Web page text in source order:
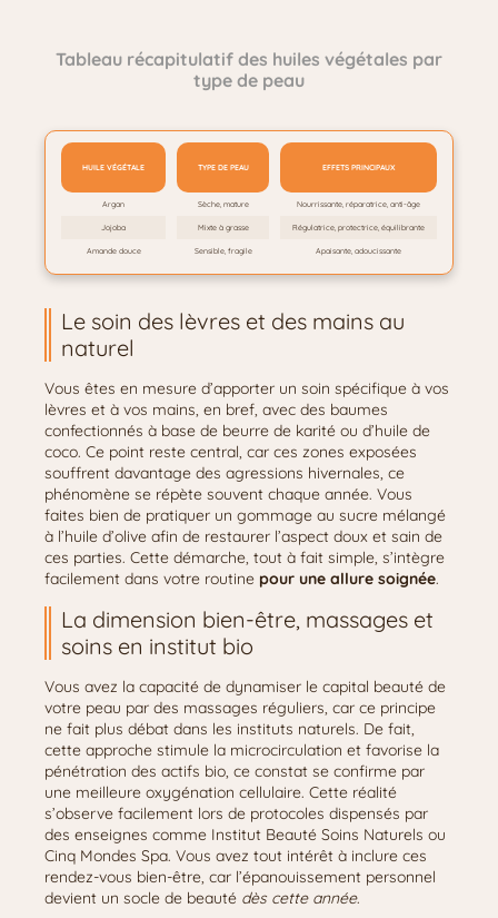
Tableau récapitulatif des huiles végétales par
type de peau
HUILE VÉGÉTALE TYPE DE PEAU EFFETS PRINCIPAUX
Argan Sèche, mature Nourrissante, réparatrice, anti-âge
Jojoba Mixte à grasse Régulatrice, protectrice, équilibrante
Amande douce Sensible, fragile Apaisante, adoucissante
Le soin des lèvres et des mains au
naturel
Vous êtes en mesure d’apporter un soin spécifique à vos
lèvres et à vos mains, en bref, avec des baumes
confectionnés à base de beurre de karité ou d’huile de
coco. Ce point reste central, car ces zones exposées
souffrent davantage des agressions hivernales, ce
phénomène se répète souvent chaque année. Vous
faites bien de pratiquer un gommage au sucre mélangé
à l’huile d’olive afin de restaurer l’aspect doux et sain de
ces parties. Cette démarche, tout à fait simple, s’intègre
facilement dans votre routine pour une allure soignée.
La dimension bien-être, massages et
soins en institut bio
Vous avez la capacité de dynamiser le capital beauté de
votre peau par des massages réguliers, car ce principe
ne fait plus débat dans les instituts naturels. De fait,
cette approche stimule la microcirculation et favorise la
pénétration des actifs bio, ce constat se confirme par
une meilleure oxygénation cellulaire. Cette réalité
s’observe facilement lors de protocoles dispensés par
des enseignes comme Institut Beauté Soins Naturels ou
Cinq Mondes Spa. Vous avez tout intérêt à inclure ces
rendez-vous bien-être, car l’épanouissement personnel
devient un socle de beauté dès cette année.